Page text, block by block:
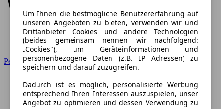
Peugeot
Um Ihnen die bestmögliche Benutzererfahrung auf
unseren Angeboten zu bieten, verwenden wir und
Drittanbieter Cookies und andere Technologien
(beides gemeinsam nennen wir nachfolgend:
„Cookies"), um Geräteinformationen und
personenbezogene Daten (z.B. IP Adressen) zu
speichern und darauf zuzugreifen.
Dadurch ist es möglich, personalisierte Werbung
entsprechend Ihren Interessen auszuspielen, unser
Angebot zu optimieren und dessen Verwendung zu